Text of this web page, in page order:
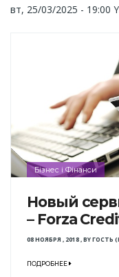
вт, 25/03/2025 - 19:00
Бізнес і Фінанси
Новый
– Forza
08 НОЯБРЯ , 2018,BYГОСТЬ
ПОДРОБНЕЕ